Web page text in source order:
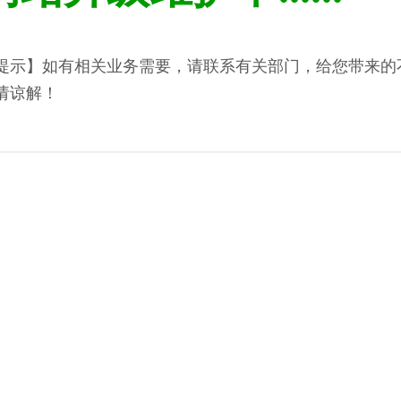
示】如有相关业务需要，请联系有关部门，给您带来的
谅解！